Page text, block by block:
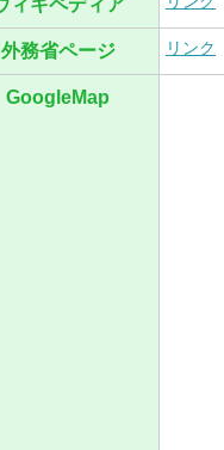
ィキペディア
外務省ページ リンク
GoogleMap